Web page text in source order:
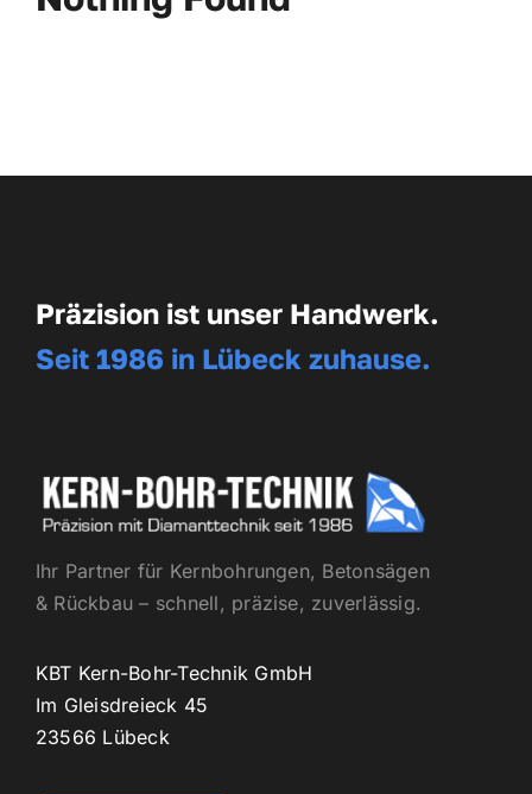
Präzision ist unser Handwerk.
Seit 1986 in Lübeck zuhause.
Ihr Partner für Kernbohrungen, Betonsägen
& Rückbau – schnell, präzise, zuverlässig.
KBT Kern-Bohr-Technik GmbH
Im Gleisdreieck 45
23566 Lübeck